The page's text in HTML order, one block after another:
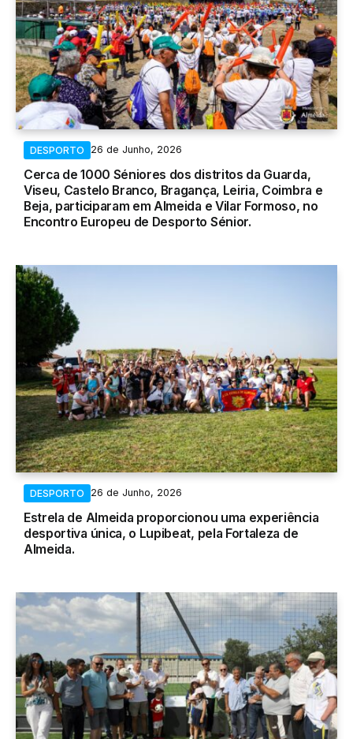
DESPORTO 26 de Junho, 2026
Cerca de 1000 Séniores dos distritos da Guarda,
Viseu, Castelo Branco, Bragança, Leiria, Coimbra e
Beja, participaram em Almeida e Vilar Formoso, no
Encontro Europeu de Desporto Sénior.
DESPORTO 26 de Junho, 2026
Estrela de Almeida proporcionou uma experiência
desportiva única, o Lupibeat, pela Fortaleza de
Almeida.